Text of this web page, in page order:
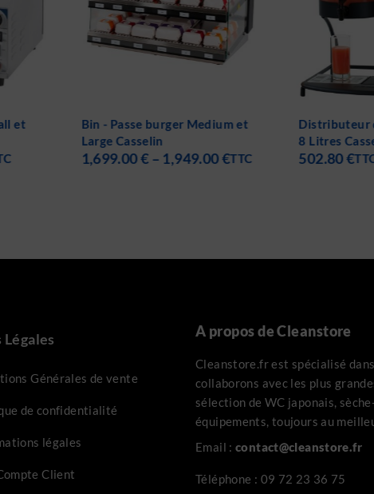
et
Distributeur de jus de fruit 2 x
8 Litres Casselin
502.80€ TTC 409.00
Légales
Générales de vente
de confidentialité
légales
Client
A propos de Cleanstore
Cleanstore.fr est spécialisé
collaborons avec les plus
sélection de WC japonais,
équipements, toujours au
Email : contact@cleanstore.fr
Téléphone : 09 72 23 36 75